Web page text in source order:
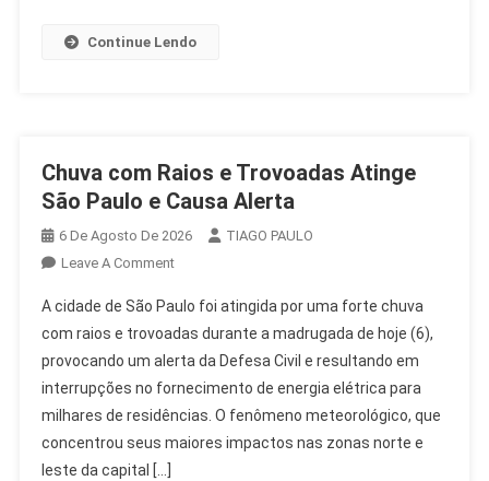
Continue Lendo
Chuva com Raios e Trovoadas Atinge
São Paulo e Causa Alerta
6 De Agosto De 2026
TIAGO PAULO
Leave A CommentOn
Com
Raios
E
Trovoadas
Atinge
São
A cidade de São Paulo foi atingida por uma forte chuva
com raios e trovoadas durante a madrugada de hoje (6),
provocando um alerta da Defesa Civil e resultando em
interrupções no fornecimento de energia elétrica para
milhares de residências. O fenômeno meteorológico, que
concentrou seus maiores impactos nas zonas norte e
leste da capital […]